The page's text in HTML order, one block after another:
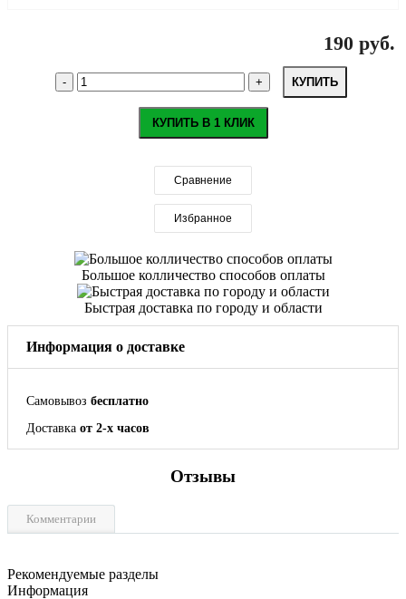
190 руб.
КУПИТЬ
КУПИТЬ В 1 КЛИК
Сравнение
Избранное
Большое колличество способов оплаты
Быстрая доставка по городу и области
Информация о доставке
Самовывоз бесплатно
Доставка от 2-х часов
Отзывы
Комментарии
Рекомендуемые разделы
Информация